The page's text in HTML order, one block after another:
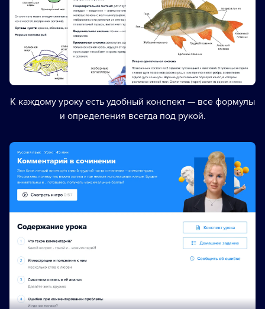
К каждому уроку есть удобный конспект — все формулы
и определения всегда под рукой.